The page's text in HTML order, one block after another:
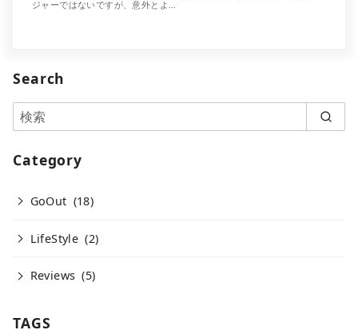
ジャーではないですが、意外とよ…
Search
Category
GoOut (18)
LifeStyle (2)
Reviews (5)
TAGS